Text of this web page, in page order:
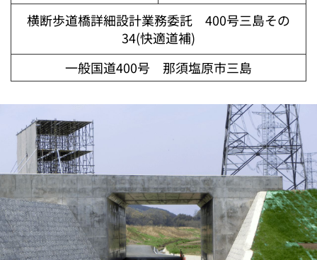
横断歩道橋詳細設計業務委託 400号三島その
34(快適道補)
一般国道400号 那須塩原市三島